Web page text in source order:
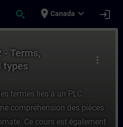
search place Canada expand_more login
more_vert
- Terms,
types
termes liés à un PLC.
compréhension des pièces
Ce cours est également